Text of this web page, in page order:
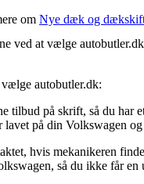
om Nye dæk og
ved at vælge
autobutler.dk:
tilbud på skrift, så du har
lavet på din Volkswagen
hvis mekanikeren
så du ikke får en